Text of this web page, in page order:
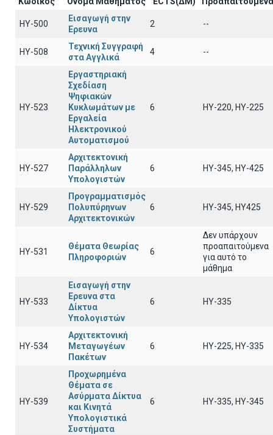
ΗΥ-500
Εισαγωγή στην
Ερευνα
2 --
ΗΥ-508
Τεχνική Συγγραφή
στα Αγγλικά
4 --
ΗΥ-523
Εργαστηριακή
Σχεδίαση
Ψηφιακών
Κυκλωμάτων με
Εργαλεία
Ηλεκτρονικού
Αυτοματισμού
6 ΗΥ-220, ΗΥ-225
ΗΥ-527
Αρχιτεκτονική
Παράλληλων
Υπολογιστών
6 HY-345, HY-425
ΗΥ-529
Προγραμματισμός
Πολυπύρηνων
Αρχιτεκτονικών
6 HY-345, HY425
HY-531
Θέματα Θεωρίας
Πληροφοριών
6
Δεν υπάρχουν
προαπαιτούμενα
για αυτό το
μάθημα
ΗΥ-533
Εισαγωγή στην
Ερευνα στα
Δίκτυα
Υπολογιστών
6 HY-335
ΗΥ-534
Αρχιτεκτονική
Μεταγωγέων
Πακέτων
6 HY-225, HY-335
HY-539
Προχωρημένα
Θέματα σε
Ασύρματα Δίκτυα
και Κινητά
Υπολογιστικά
Συστήματα
6 HY-335, HY-345